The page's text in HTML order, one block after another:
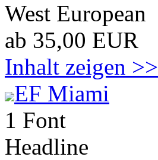
West European
ab 35,00 EUR
Inhalt zeigen >>
EF Miami
1 Font
Headline